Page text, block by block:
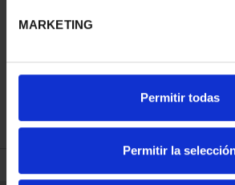
MARKETING
Permitir todas
Permitir la
CAPITALES ESPAÑOLAS
- ALICANTE